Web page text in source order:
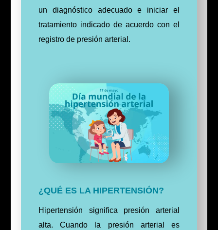
un diagnóstico adecuado e iniciar el
tratamiento indicado de acuerdo con el
registro de presión arterial.
¿QUÉ ES LA HIPERTENSIÓN?
Hipertensión significa presión arterial
alta. Cuando la presión arterial es